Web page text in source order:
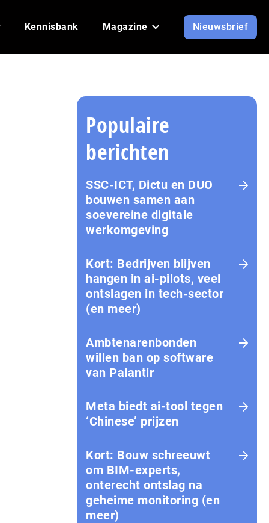
Kennisbank Magazine Nieuwsbrief
Populaire
berichten
SSC-ICT, Dictu en DUO
bouwen samen aan
soevereine digitale
werkomgeving
Kort: Bedrijven blijven
hangen in ai-pilots, veel
ontslagen in tech-sector
(en meer)
Ambtenarenbonden
willen ban op software
van Palantir
Meta biedt ai-tool tegen
‘Chinese’ prijzen
Kort: Bouw schreeuwt
om BIM-experts,
onterecht ontslag na
geheime monitoring (en
meer)